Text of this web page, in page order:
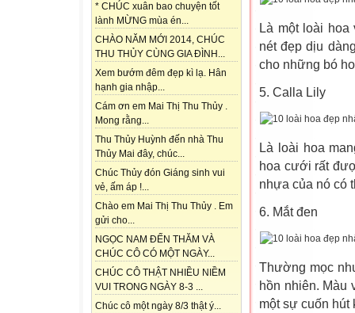
* CHÚC xuân bao chuyện tốt
lành MỪNG mùa én...
CHÀO NĂM MỚI 2014, CHÚC
THU THỦY CÙNG GIA ĐÌNH...
Xem bướm đêm đẹp kì lạ. Hân
hạnh gia nhập...
Cám ơn em Mai Thị Thu Thủy .
Mong rằng...
Thu Thủy Huỳnh đến nhà Thu
Thủy Mai đây, chúc...
Chúc Thủy đón Giáng sinh vui
vẻ, ấm áp !...
Chào em Mai Thị Thu Thủy . Em
gửi cho...
NGỌC NAM ĐẾN THĂM VÀ
CHÚC CÔ CÓ MỘT NGÀY...
CHÚC CÔ THẬT NHIỀU NIỀM
VUI TRONG NGÀY 8-3 ...
Chúc cô một ngày 8/3 thật ý...
Là một loài
nét đẹp dịu
cho những bó
5. Calla Lily
Là loài hoa
hoa cưới rất
nhựa của nó có
6. Mắt đen
Thường mọc
hồn nhiên. Màu
một sự cuốn hút